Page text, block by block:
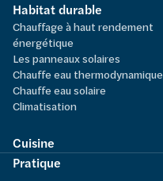
Habitat durable
Chauffage à haut rendement
énergétique
Les panneaux solaires
Chauffe eau thermodynamique
Chauffe eau solaire
Climatisation
Cuisine
Pratique